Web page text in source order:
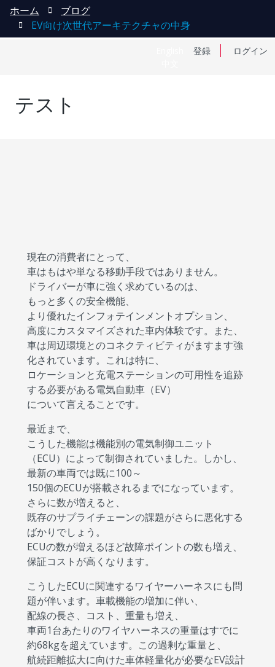
登録 ログイン
ホーム
ブログ
EV向け次世代アーキテクチャの中身
テスト
現在の消費者にとって、
車はもはや単なる移動手段ではありません。
ドライバーが車に強く求めているのは、
もっと多くの安全機能、
より優れたインフォテインメントオプション、
高度にカスタマイズされた車内体験です。また、
車は周辺環境とのコネクティビティがますます強
化されています。これは特に、
ロケーションと充電ステーションの可用性を追跡
する必要がある電気自動車（EV）
について言えることです。
最近まで、
こうした機能は機能別の電気制御ユニット
（ECU）によって制御されていました。しかし、
最新の車両では既に100～
150個のECUが搭載されるまでになっています。
さらに数が増えると、
既存のサプライチェーンの課題がさらに悪化する
ばかりでしょう。
ECUの数が増えるほど故障ポイントの数も増え、
保証コストが高くなります。
こうしたECUに関連するワイヤーハーネスにも問
題が伴います。車載機能の増加に伴い、
配線の長さ、コスト、重量も増え、
車両1台あたりのワイヤハーネスの重量はすでに
約68kgを超えています。この過剰な重量と、
航続距離拡大に向けた車体軽量化が必要なEV設計